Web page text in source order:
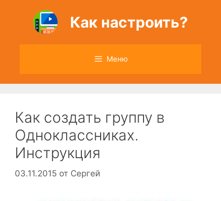
содержимому
Как настроить?
Меню
Как создать группу в
Одноклассниках.
Инструкция
03.11.2015 от Сергей